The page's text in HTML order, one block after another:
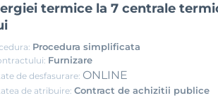
termice la 7 centrale
Procedura simplificata
Furnizare
de desfasurare: ONLINE
de atribuire: Contract de achizitii publice